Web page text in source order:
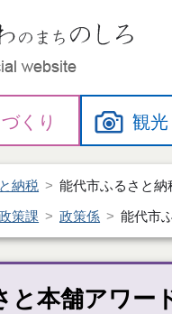
くり 観
納税 能代市ふるさと納
策課 政策係 能代市
本舗アワー